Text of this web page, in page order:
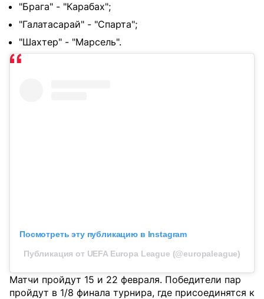
"Брага" - "Карабах";
"Галатасарай" - "Спарта";
"Шахтер" - "Марсель".
Посмотреть эту публикацию в Instagram
Публикация от UEFA Europa League (@europaleague)
Матчи пройдут 15 и 22 февраля. Победители пар
пройдут в 1/8 финала турнира, где присоединятся к